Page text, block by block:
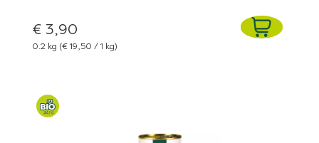
€ 3,90
0.2 kg (€ 19,50 / 1 kg)